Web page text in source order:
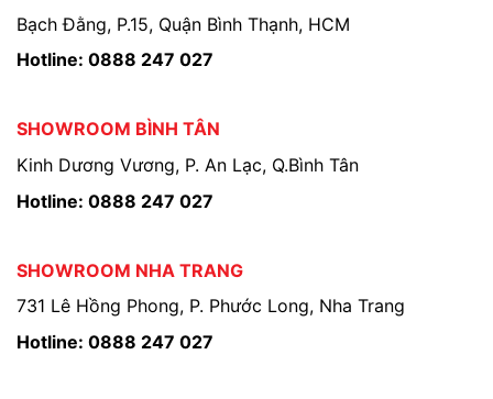
Bạch Đằng, P.15, Quận Bình Thạnh, HCM
Hotline: 0888 247 027
SHOWROOM BÌNH TÂN
Kinh Dương Vương, P. An Lạc, Q.Bình Tân
Hotline: 0888 247 027
SHOWROOM NHA TRANG
731 Lê Hồng Phong, P. Phước Long, Nha Trang
Hotline: 0888 247 027